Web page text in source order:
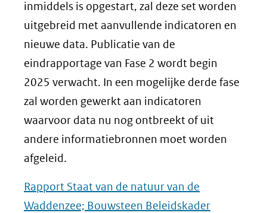
inmiddels is opgestart, zal deze set worden
uitgebreid met aanvullende indicatoren en
nieuwe data. Publicatie van de
eindrapportage van Fase 2 wordt begin
2025 verwacht. In een mogelijke derde fase
zal worden gewerkt aan indicatoren
waarvoor data nu nog ontbreekt of uit
andere informatiebronnen moet worden
afgeleid.
Rapport Staat van de natuur van de
Waddenzee; Bouwsteen Beleidskader